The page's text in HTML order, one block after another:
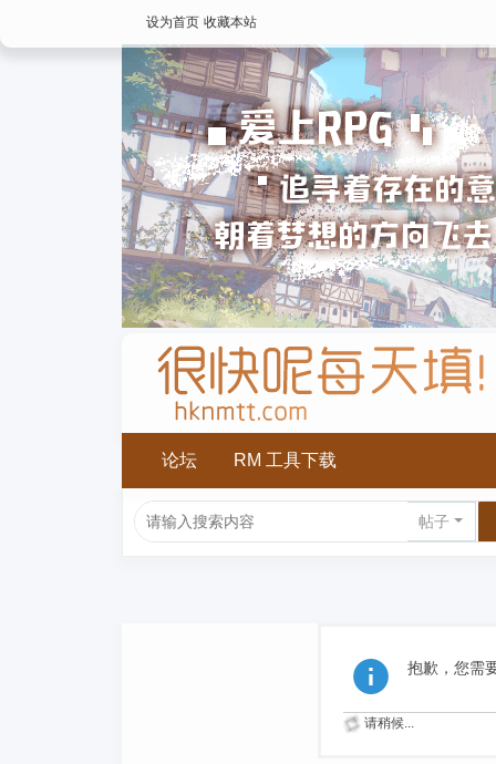
设为首页 收藏本站
论坛 RM 工具下载
帖子
抱歉，您需
请稍候...